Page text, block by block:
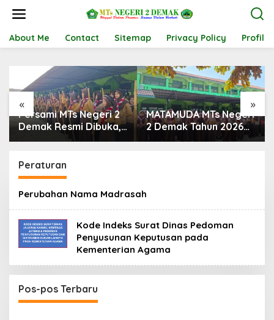
t
About Me Contact Sitemap Privacy Policy Profil
« »
Persami MTs Negeri 2
Demak Resmi Dibuka,
Wadah Pembentukan
Penggalang
MATAMUDA MTs Negeri
2 Demak Tahun 2026
Resmi Ditutup,
Berkarakter
Peraturan
Perubahan Nama Madrasah
Kode Indeks Surat Dinas Pedoman
Penyusunan Keputusan pada
Kementerian Agama
Pos-pos Terbaru